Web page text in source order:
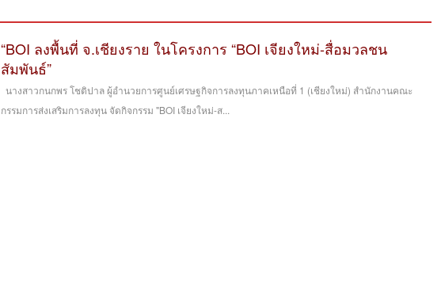
“BOI ลงพื้นที่ จ.เชียงราย ในโครงการ “BOI เจียงใหม่-สื่อมวลชน
สัมพันธ์”
นางสาวกนกพร โชติปาล ผู้อำนวยการศูนย์เศรษฐกิจการลงทุนภาคเหนือที่ 1 (เชียงใหม่) สำนักงานคณะ
กรรมการส่งเสริมการลงทุน จัดกิจกรรม "BOI เจียงใหม่-ส...